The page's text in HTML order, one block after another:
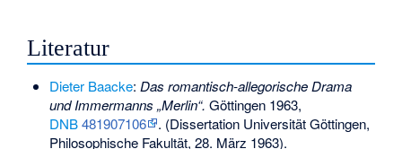
Literatur
Dieter Baacke: Das romantisch-allegorische Drama
und Immermanns „Merlin“. Göttingen 1963,
DNB 481907106
. (Dissertation Universität Göttingen,
Philosophische Fakultät, 28. März 1963).